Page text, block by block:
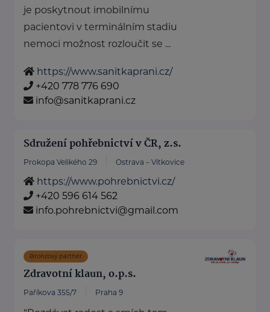
je poskytnout imobilnímu
pacientovi v terminálním stadiu
nemoci možnost rozloučit se ...
https://www.sanitkaprani.cz/
+420 778 776 690
info@sanitkaprani.cz
Sdružení pohřebnictví v ČR, z.s.
Prokopa Velikého 29 Ostrava – Vítkovice
https://www.pohrebnictvi.cz/
+420 596 614 562
info.pohrebnictvi@gmail.com
Bronzový partner
Zdravotní klaun, o.p.s.
Paříkova 355/7 Praha 9